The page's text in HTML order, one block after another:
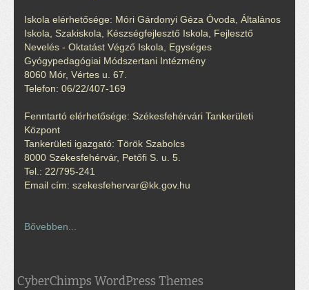
Iskola elérhetősége: Móri Gárdonyi Géza Óvoda, Általános
Iskola, Szakiskola, Készségfejlesztő Iskola, Fejlesztő
Nevelés - Oktatást Végző Iskola, Egységes
Gyógypedagógiai Módszertani Intézmény
8060 Mór, Vértes u. 67.
Telefon: 06/22/407-169
Fenntartó elérhetősége: Székesfehérvári Tankerületi
Központ
Tankerületi igazgató: Török Szabolcs
8000 Székesfehérvár, Petőfi S. u. 5.
Tel.: 22/795-241
Email cím: szekesfehervar@kk.gov.hu
Bővebben...
CyberChimps WordPress Themes